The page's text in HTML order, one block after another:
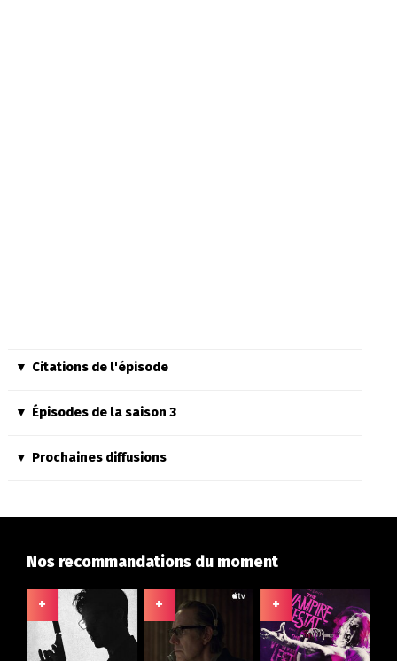
Citations de l'épisode
Épisodes de la saison 3
Prochaines diffusions
Nos recommandations du moment
+ + +